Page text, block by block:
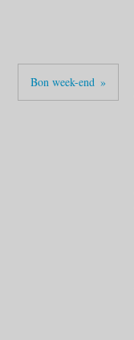
Bon week-end